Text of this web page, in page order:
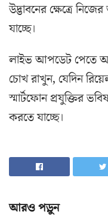
উদ্ভাবনের ক্ষেত্রে
যাচ্ছে।
লাইভ আপডেট পেতে
চোখ রাখুন, যেদিন
স্মার্টফোন প্রযুক্তির
করতে যাচ্ছে।
আরও পড়ুন